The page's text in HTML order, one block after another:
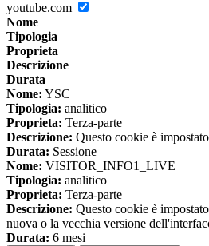
youtube.com
Nome
Tipologia
Proprieta
Descrizione
Durata
Nome: YSC
Tipologia: analitico
Proprieta: Terza-parte
Descrizione: Questo cookie è
Durata: Sessione
Nome: VISITOR_INFO1_LIVE
Tipologia: analitico
Proprieta: Terza-parte
Descrizione: Questo cookie è
nuova o la vecchia versione
Durata: 6 mesi